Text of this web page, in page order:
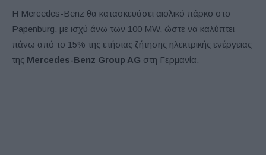
Η Mercedes-Benz θα κατασκευάσει αιολικό πάρκο στο
Papenburg, με ισχύ άνω των 100 MW, ώστε να καλύπτει
πάνω από το 15% της ετήσιας ζήτησης ηλεκτρικής ενέργειας
της Mercedes-Benz Group AG στη Γερμανία.